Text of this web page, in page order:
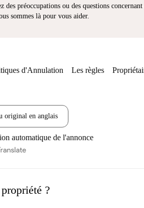
des préoccupations ou des questions concernant
sommes là pour vous aider.
d'Annulation Les règles
original en anglais
automatique de l'annonce
?